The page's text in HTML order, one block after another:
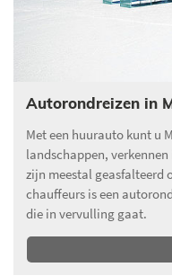
Autorondreizen in
Met een huurauto kunt u
landschappen,
zijn meestal geasfalteerd
chauffeurs is een
die in vervulling gaat.